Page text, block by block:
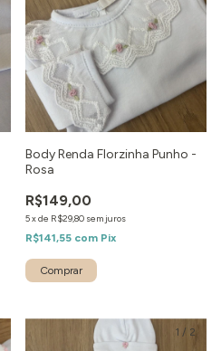
Body Renda Florzinha Punho -
Rosa
R$149,00
5xde R$29,80 sem juros
R$141,55 com Pix
1 / 2